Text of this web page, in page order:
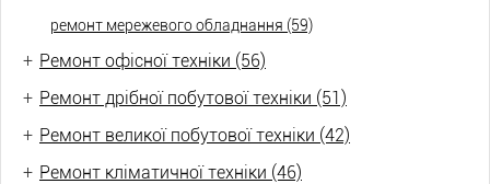
ремонт мережевого обладнання (59)
+ Ремонт офісної техніки (56)
+ Ремонт дрібної побутової техніки (51)
+ Ремонт великої побутової техніки (42)
+ Ремонт кліматичної техніки (46)